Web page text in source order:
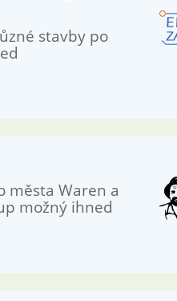
stavby po
města Waren a
možný ihned